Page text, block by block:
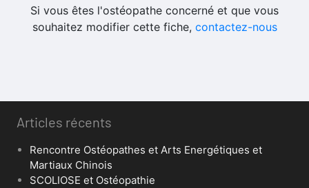
Si vous êtes l'ostéopathe concerné et que vous
souhaitez modifier cette fiche, contactez-nous
Articles récents
Rencontre Ostéopathes et Arts Energétiques et
Martiaux Chinois
SCOLIOSE et Ostéopathie